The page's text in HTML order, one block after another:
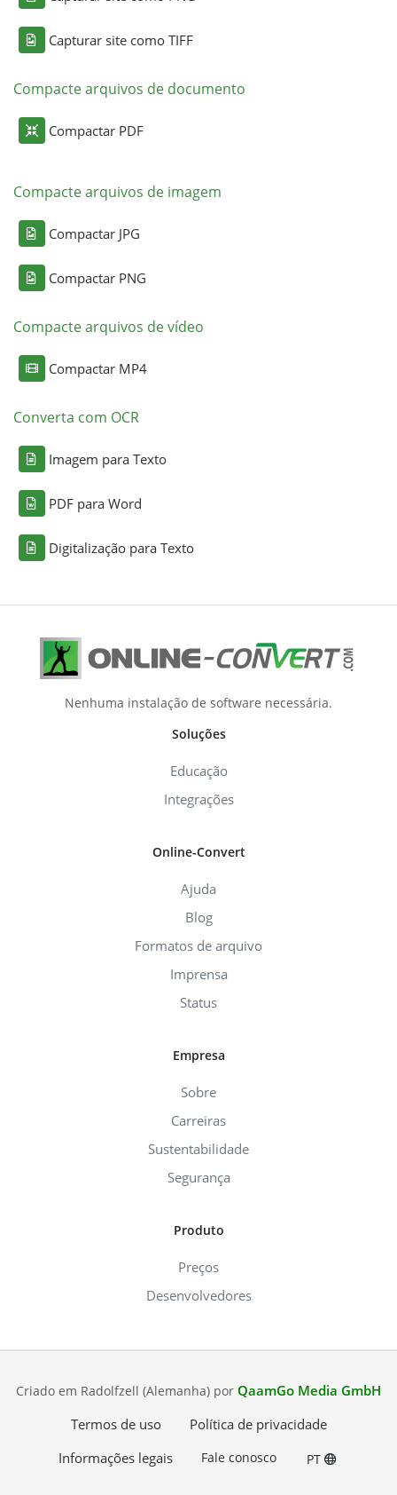
Capturar site como TIFF
Compacte arquivos de documento
Compactar PDF
Compacte arquivos de imagem
Compactar JPG
Compactar PNG
Compacte arquivos de vídeo
Compactar MP4
Converta com OCR
Imagem para Texto
PDF para Word
Digitalização para Texto
Nenhuma instalação de software necessária.
Soluções
Educação
Integrações
Online-Convert
Ajuda
Blog
Formatos de arquivo
Imprensa
Status
Empresa
Sobre
Carreiras
Sustentabilidade
Segurança
Produto
Preços
Desenvolvedores
Criado em Radolfzell (Alemanha) por QaamGo Media GmbH
Termos de uso
Política de privacidade
Informações legais
Fale conosco PT